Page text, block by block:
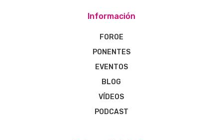
Información
FOROE
PONENTES
EVENTOS
BLOG
VÍDEOS
PODCAST